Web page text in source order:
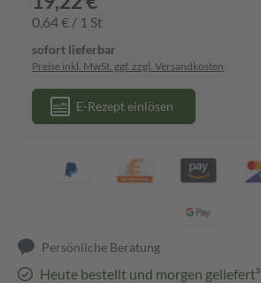
0,64 € / 1 St
sofort lieferbar
Preise inkl. MwSt. ggf. zzgl. Versandkosten
E-Rezept einlösen
Persönliche Beratung
Heute bestellt und morgen geliefert³